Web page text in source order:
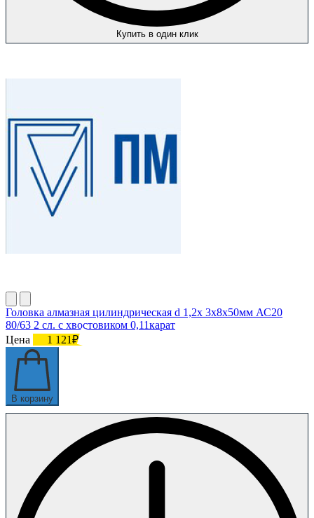
Купить в один клик
Головка алмазная цилиндрическая d 1,2х 3х8х50мм АС20
80/63 2 сл. с хвостовиком 0,11карат
Цена
1 121₽
В корзину